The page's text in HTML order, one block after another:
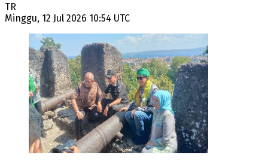
TR
Minggu, 12 Jul 2026 10:54 UTC